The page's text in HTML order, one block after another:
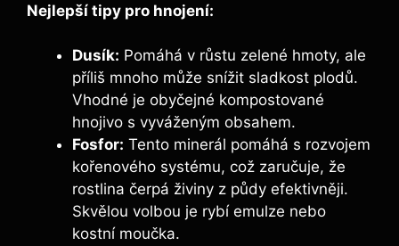
Nejlepší tipy⁣ pro hnojení:
Dusík: Pomáhá‌ v růstu ⁢zelené hmoty, ale
příliš mnoho může snížit sladkost plodů.
Vhodné je obyčejné kompostované‌
hnojivo ​s vyváženým obsahem.
Fosfor: Tento minerál pomáhá s rozvojem
kořenového systému, což zaručuje, že
rostlina ⁤čerpá živiny z půdy efektivněji.
Skvělou volbou je rybí emulze nebo
kostní moučka.